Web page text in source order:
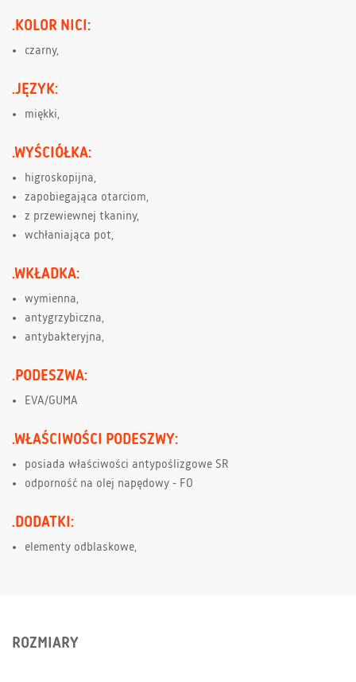
.KOLOR NICI:
czarny,
.JĘZYK:
miękki,
.WYŚCIÓŁKA:
higroskopijna,
zapobiegająca otarciom,
z przewiewnej tkaniny,
wchłaniająca pot,
.WKŁADKA:
wymienna,
antygrzybiczna,
antybakteryjna,
.PODESZWA:
EVA/GUMA
.WŁAŚCIWOŚCI PODESZWY:
posiada właściwości antypoślizgowe SR
odporność na olej napędowy - FO
.DODATKI:
elementy odblaskowe,
ROZMIARY